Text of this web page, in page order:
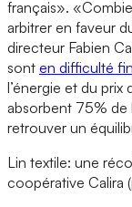
français».
arbitrer en faveur
directeur Fabien
sont en difficulté
l’énergie et du prix
absorbent 75%
retrouver un
Lin textile: une
coopérative Calira